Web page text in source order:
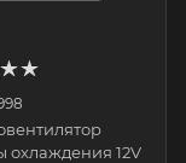
охлаждения 12V